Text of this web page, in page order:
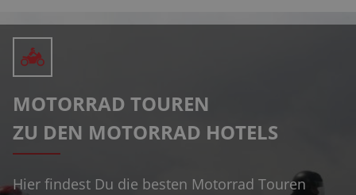
MOTORRAD TOUREN
ZU DEN MOTORRAD HOTELS
Hier findest Du die besten Motorrad Touren